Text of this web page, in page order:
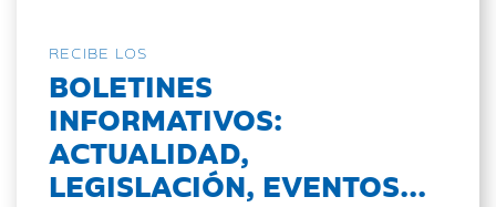
RECIBE LOS
BOLETINES
INFORMATIVOS:
ACTUALIDAD,
LEGISLACIÓN, EVENTOS...